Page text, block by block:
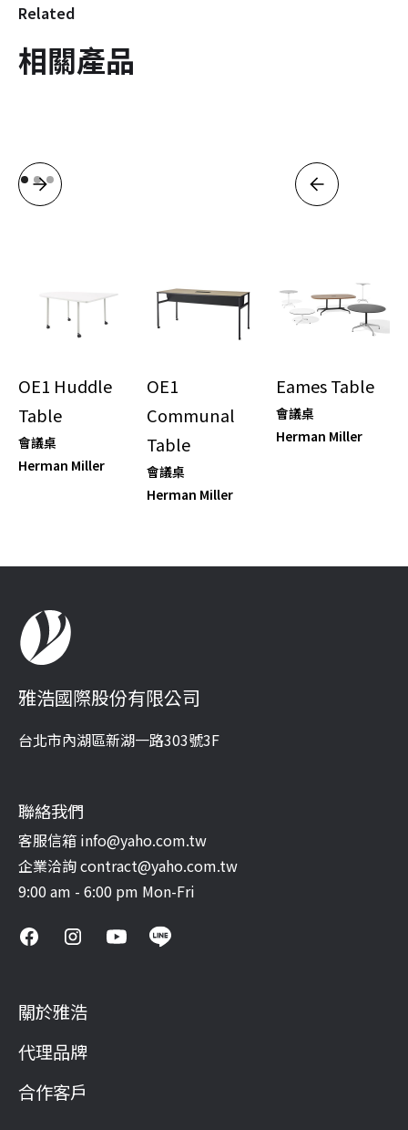
Related
相關產品
OE1 Huddle
Table
會議桌
Herman Miller
OE1
Communal
Table
會議桌
Herman Miller
Eames Table
會議桌
Herman Miller
雅浩國際股份有限公司
台北市內湖區新湖一路303號3F
聯絡我們
客服信箱 info@yaho.com.tw
企業洽詢 contract@yaho.com.tw
9:00 am - 6:00 pm Mon-Fri
關於雅浩
代理品牌
合作客戶